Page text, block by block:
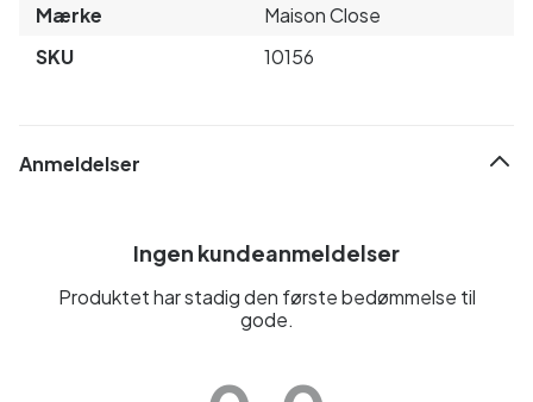
Mærke
Maison Close
SKU
10156
Anmeldelser
Ingen kundeanmeldelser
Produktet har stadig den første bedømmelse til
gode.